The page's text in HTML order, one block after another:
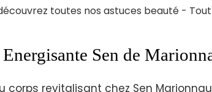
toutes nos astuces beauté -
Sen de
corps revitalisant chez Sen